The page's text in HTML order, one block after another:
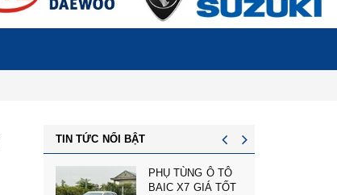
TIN TỨC NỔI BẬT
PHỤ TÙNG Ô TÔ
BAIC X7 GIÁ TỐT